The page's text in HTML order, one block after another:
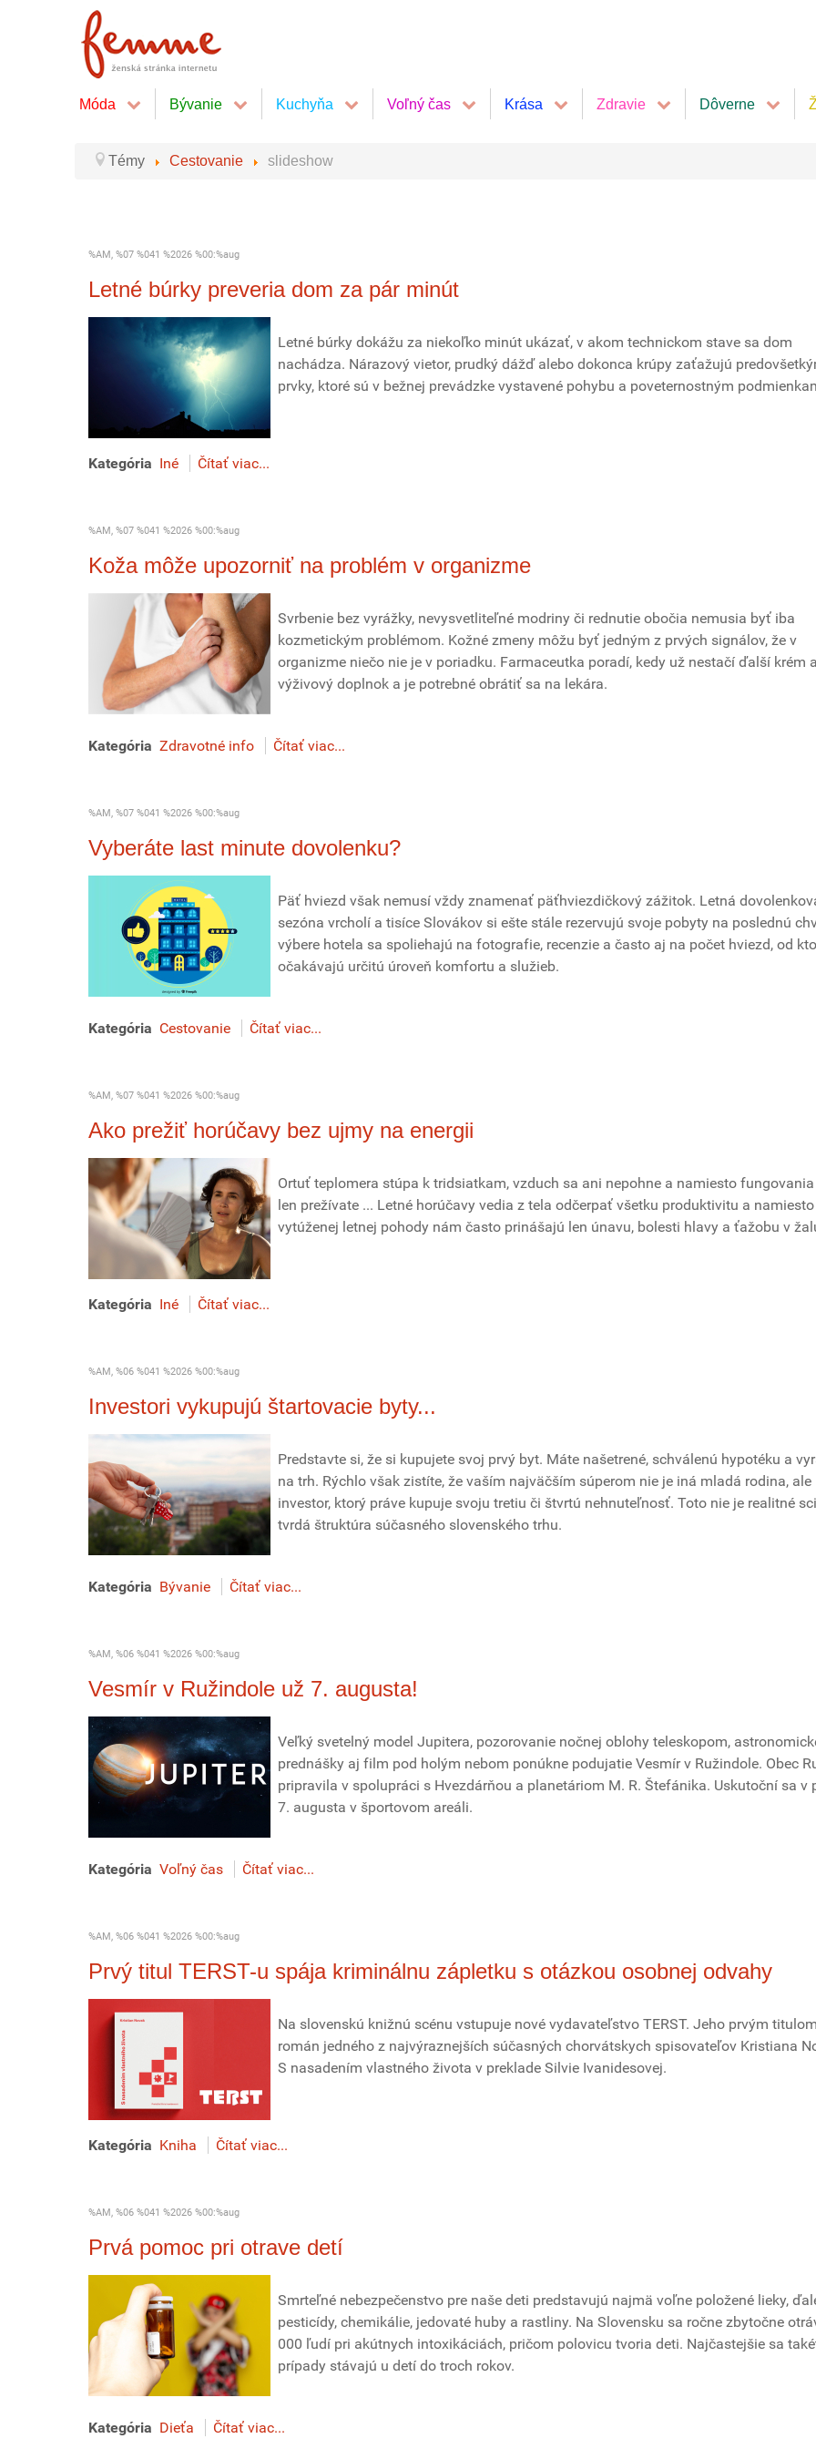
Móda Bývanie Kuchyňa Voľný čas Krása Zdravie Dôverne
Témy Cestovanie slideshow
%AM, %07 %041 %2026 %00:%aug
Letné búrky preveria dom za pár minút
Letné búrky dokážu za niekoľko minút ukázať, v akom technickom stave sa dom
nachádza. Nárazový vietor, prudký dážď alebo dokonca krúpy zaťažujú
prvky, ktoré sú v bežnej prevádzke vystavené pohybu a poveternostným
Kategória Iné Čítať viac...
%AM, %07 %041 %2026 %00:%aug
Koža môže upozorniť na problém v organizme
Svrbenie bez vyrážky, nevysvetliteľné modriny či rednutie obočia nemusia byť iba
kozmetickým problémom. Kožné zmeny môžu byť jedným z prvých signálov, že v
organizme niečo nie je v poriadku. Farmaceutka poradí, kedy už nestačí ďalší krém
výživový doplnok a je potrebné obrátiť sa na lekára.
Kategória Zdravotné info Čítať viac...
%AM, %07 %041 %2026 %00:%aug
Vyberáte last minute dovolenku?
Päť hviezd však nemusí vždy znamenať päťhviezdičkový zážitok. Letná
sezóna vrcholí a tisíce Slovákov si ešte stále rezervujú svoje pobyty na poslednú
výbere hotela sa spoliehajú na fotografie, recenzie a často aj na počet hviezd, od
očakávajú určitú úroveň komfortu a služieb.
Kategória Cestovanie Čítať viac...
%AM, %07 %041 %2026 %00:%aug
Ako prežiť horúčavy bez ujmy na energii
Ortuť teplomera stúpa k tridsiatkam, vzduch sa ani nepohne a namiesto
len prežívate ... Letné horúčavy vedia z tela odčerpať všetku produktivitu a namiesto
vytúženej letnej pohody nám často prinášajú len únavu, bolesti hlavy a ťažobu v
Kategória Iné Čítať viac...
%AM, %06 %041 %2026 %00:%aug
Investori vykupujú štartovacie byty...
Predstavte si, že si kupujete svoj prvý byt. Máte našetrené, schválenú hypotéku a
na trh. Rýchlo však zistíte, že vaším najväčším súperom nie je iná mladá rodina, ale
investor, ktorý práve kupuje svoju tretiu či štvrtú nehnuteľnosť. Toto nie je realitné
tvrdá štruktúra súčasného slovenského trhu.
Kategória Bývanie Čítať viac...
%AM, %06 %041 %2026 %00:%aug
Vesmír v Ružindole už 7. augusta!
Veľký svetelný model Jupitera, pozorovanie nočnej oblohy teleskopom,
prednášky aj film pod holým nebom ponúkne podujatie Vesmír v Ružindole. Obec
pripravila v spolupráci s Hvezdárňou a planetáriom M. R. Štefánika. Uskutoční sa v
7. augusta v športovom areáli.
Kategória Voľný čas Čítať viac...
%AM, %06 %041 %2026 %00:%aug
Prvý titul TERST-u spája kriminálnu zápletku s otázkou osobnej odvahy
Na slovenskú knižnú scénu vstupuje nové vydavateľstvo TERST. Jeho prvým
román jedného z najvýraznejších súčasných chorvátskych spisovateľov Kristiana
S nasadením vlastného života v preklade Silvie Ivanidesovej.
Kategória Kniha Čítať viac...
%AM, %06 %041 %2026 %00:%aug
Prvá pomoc pri otrave detí
Smrteľné nebezpečenstvo pre naše deti predstavujú najmä voľne položené lieky,
pesticídy, chemikálie, jedovaté huby a rastliny. Na Slovensku sa ročne zbytočne
000 ľudí pri akútnych intoxikáciách, pričom polovicu tvoria deti. Najčastejšie sa
prípady stávajú u detí do troch rokov.
Kategória Dieťa Čítať viac...